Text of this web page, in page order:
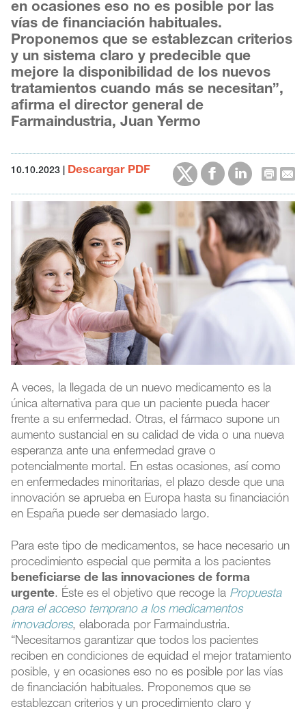
en ocasiones eso no es posible por las
vías de financiación habituales.
Proponemos que se establezcan criterios
y un sistema claro y predecible que
mejore la disponibilidad de los nuevos
tratamientos cuando más se necesitan”,
afirma el director general de
Farmaindustria, Juan Yermo
10.10.2023 Descargar PDF
A veces, la llegada de un nuevo medicamento es la
única alternativa para que un paciente pueda hacer
frente a su enfermedad. Otras, el fármaco supone un
aumento sustancial en su calidad de vida o una nueva
esperanza ante una enfermedad grave o
potencialmente mortal. En estas ocasiones, así como
en enfermedades minoritarias, el plazo desde que una
innovación se aprueba en Europa hasta su financiación
en España puede ser demasiado largo.
Para este tipo de medicamentos, se hace necesario un
procedimiento especial que permita a los pacientes
beneficiarse de las innovaciones de forma
urgente. Éste es el objetivo que recoge la Propuesta
para el acceso temprano a los medicamentos
innovadores, elaborada por Farmaindustria.
“Necesitamos garantizar que todos los pacientes
reciben en condiciones de equidad el mejor tratamiento
posible, y en ocasiones eso no es posible por las vías
de financiación habituales. Proponemos que se
establezcan criterios y un procedimiento claro y